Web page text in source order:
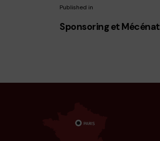
Published in
Sponsoring et Mécénat